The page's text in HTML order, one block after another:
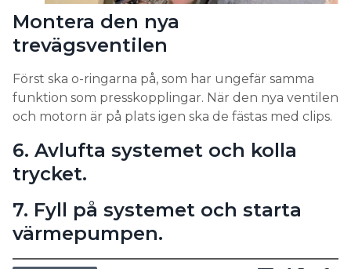
Montera den nya
trevägsventilen
Först ska o-ringarna på, som har ungefär samma
funktion som presskopplingar. När den nya ventilen
och motorn är på plats igen ska de fästas med clips.
6. Avlufta systemet och kolla
trycket.
7. Fyll på systemet och starta
värmepumpen.